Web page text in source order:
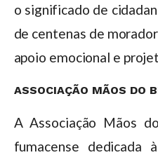
o significado de
de centenas de
apoio emocional e
ASSOCIAÇÃO MÃOS DO
A Associação Mãos
fumacense dedicada